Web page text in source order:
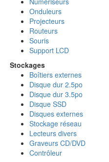
Onduleurs
Projecteurs
Routeurs
Souris
Support LCD
Stockages
Boîtiers externes
Disque dur 2.5po
Disque dur 3.5po
Disque SSD
Disques externes
Stockage réseau
Lecteurs divers
Graveurs CD/DVD
Contrôleur